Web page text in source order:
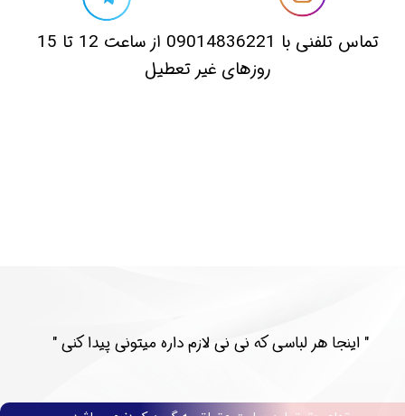
​تماس تلفنی با 09014836221 از ساعت 12 تا 15
روزهای غیر تعطیل
​​" اینجا هر لباسی که نی نی لازم داره میتونی پیدا کنی "​​​​​​​​​​​​​​